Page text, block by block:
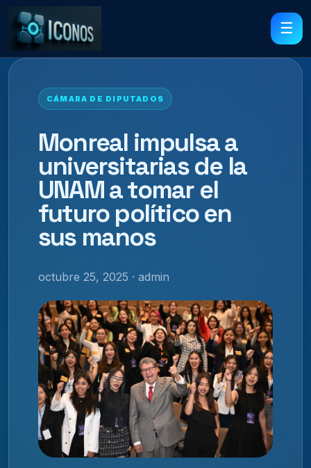
☰
CÁMARA DE DIPUTADOS
Monreal impulsa a
universitarias de la
UNAM a tomar el
futuro político en
sus manos
octubre 25, 2025 · admin